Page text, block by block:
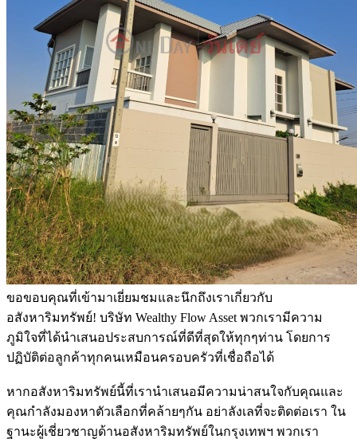
ขอขอบคุณที่เข้ามาเยี่ยมชมและนึกถึงเราเกี่ยวกับ
อสังหาริมทรัพย์! บริษัท Wealthy Flow Asset พวกเรามีความ
ภูมิใจที่ได้นำเสนอประสบการณ์ที่ดีที่สุดให้ทุกๆท่าน โดยการ
ปฏิบัติต่อลูกค้าทุกคนเหมือนครอบครัวที่เชื่อถือได้
หากอสังหาริมทรัพย์นี้ที่เรานำเสนอมีความน่าสนใจกับคุณและ
คุณกำลังมองหาตัวเลือกที่คล้ายๆกัน อย่าลังเลที่จะติดต่อเรา ใน
ฐานะผู้เชี่ยวชาญด้านอสังหาริมทรัพย์ในกรุงเทพฯ พวกเรา